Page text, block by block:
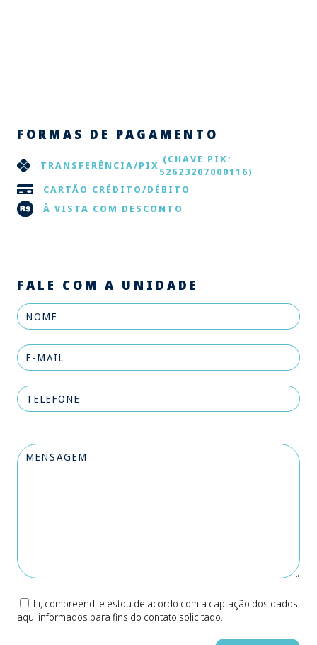
FORMAS DE PAGAMENTO
TRANSFERÊNCIA/PIX (CHAVE PIX:
52623207000116)
CARTÃO CRÉDITO/DÉBITO
À VISTA COM DESCONTO
FALE COM A UNIDADE
Li, compreendi e estou de acordo com a captação dos dados
aqui informados para fins do contato solicitado.